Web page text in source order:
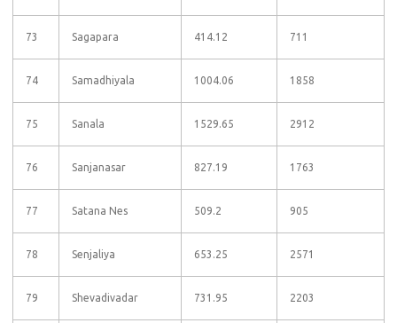
73 Sagapara 414.12 711
74 Samadhiyala 1004.06 1858
75 Sanala 1529.65 2912
76 Sanjanasar 827.19 1763
77 Satana Nes 509.2 905
78 Senjaliya 653.25 2571
79 Shevadivadar 731.95 2203